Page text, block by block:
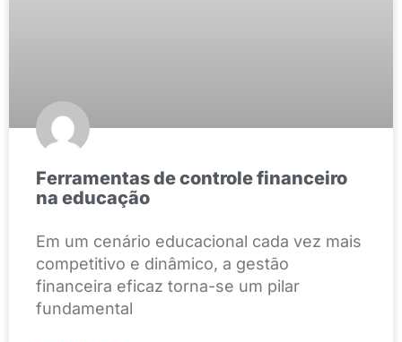
Ferramentas de controle financeiro
na educação
Em um cenário educacional cada vez mais
competitivo e dinâmico, a gestão
financeira eficaz torna-se um pilar
fundamental